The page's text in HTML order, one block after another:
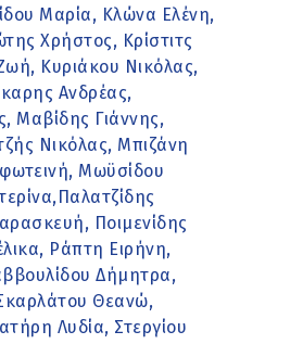
Μαρία, Κλώνα Ελένη,
Χρήστος, Κρίστιτς
Κυριάκου Νικόλας,
Ανδρέας,
Μαβίδης Γιάννης,
Nικόλας, Μπιζάνη
Μωϋσίδου
Ποιμενίδης
Ράπτη Ειρήνη,
Δήμητρα,
Θεανώ,
Λυδία, Στεργίου